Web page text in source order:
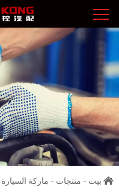
بيت - منتجات - ماركة السيارة